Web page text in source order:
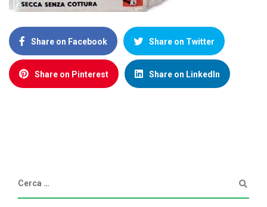
Share on Facebook Share on Twitter
Share on Pinterest Share on LinkedIn